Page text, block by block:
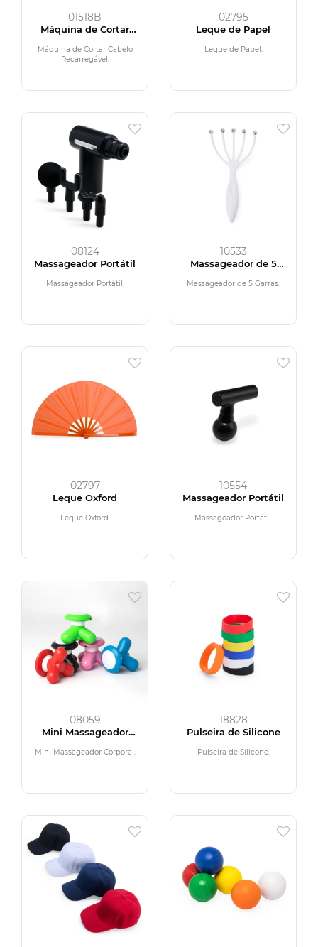
01518B
Máquina de Cortar
Máquina de Cortar Cabelo
Recarregável.
02795
Leque de Papel
Leque de Papel.
08124
Massageador Portátil
Massageador Portátil.
10533
Massageador de 5
Massageador de 5 Garras.
02797
Leque Oxford
Leque Oxford.
10554
Massageador Portátil
Massageador Portátil.
08059
Mini Massageador
Mini Massageador Corporal.
18828
Pulseira de Silicone
Pulseira de Silicone.